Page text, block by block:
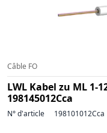
Câble FO
LWL Kabel zu ML 1-
198145012Cca
N° d'article 198101012Cca